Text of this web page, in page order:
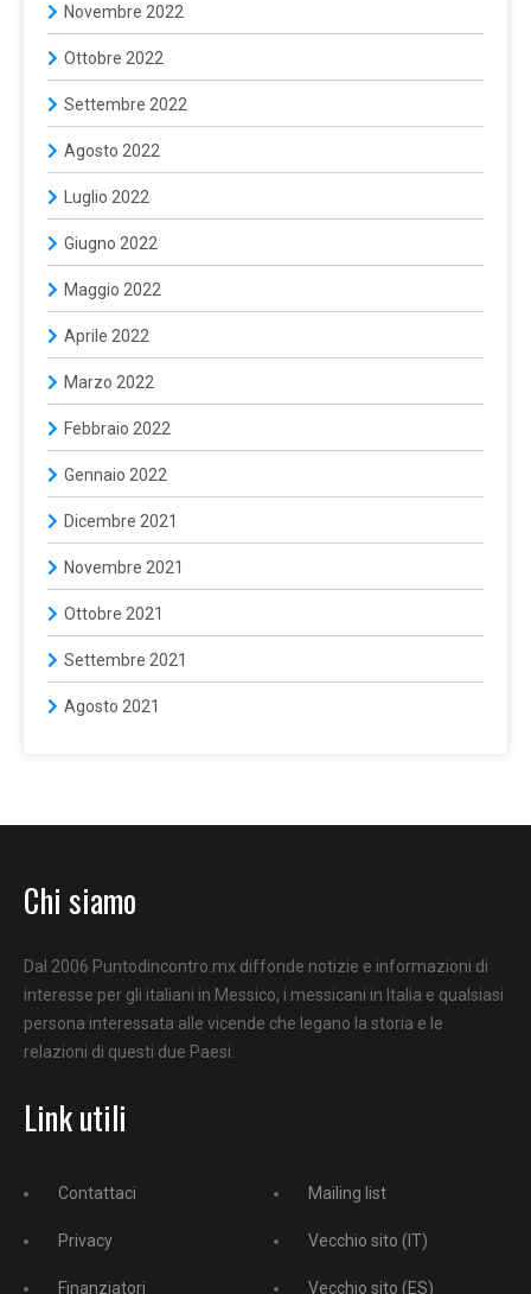
Novembre 2022
Ottobre 2022
Settembre 2022
Agosto 2022
Luglio 2022
Giugno 2022
Maggio 2022
Aprile 2022
Marzo 2022
Febbraio 2022
Gennaio 2022
Dicembre 2021
Novembre 2021
Ottobre 2021
Settembre 2021
Agosto 2021
Chi siamo
Dal 2006 Puntodincontro.mx diffonde notizie e informazioni di
interesse per gli italiani in Messico, i messicani in Italia e qualsiasi
persona interessata alle vicende che legano la storia e le
relazioni di questi due Paesi.
Link utili
Contattaci
Privacy
Finanziatori
Mailing list
Vecchio sito (IT)
Vecchio sito (ES)